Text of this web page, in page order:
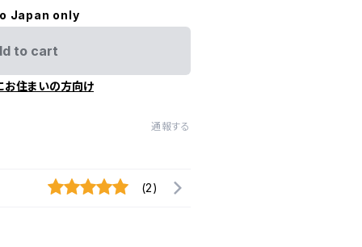
Japan only
to cart
お住まいの方向け
通報する
(2)